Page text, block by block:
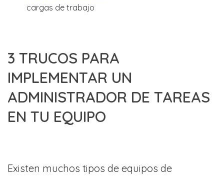
cargas de trabajo
3 TRUCOS PARA
IMPLEMENTAR UN
ADMINISTRADOR DE TAREAS
EN TU EQUIPO
Existen muchos tipos de equipos de